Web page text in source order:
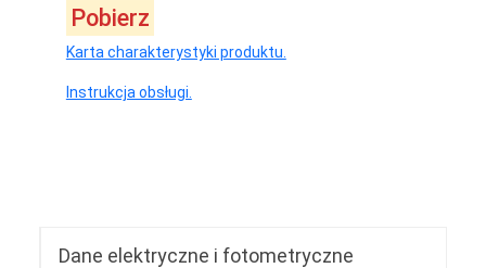
Pobierz
Karta charakterystyki produktu.
Instrukcja obsługi.
Dane elektryczne i fotometryczne